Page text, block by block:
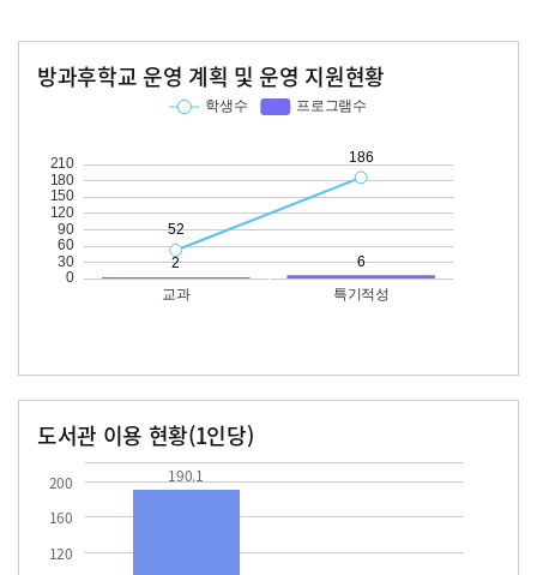
방과후학교 운영 계획 및 운영 지원현황
도서관 이용 현황(1인당)
120
160
200 190.1